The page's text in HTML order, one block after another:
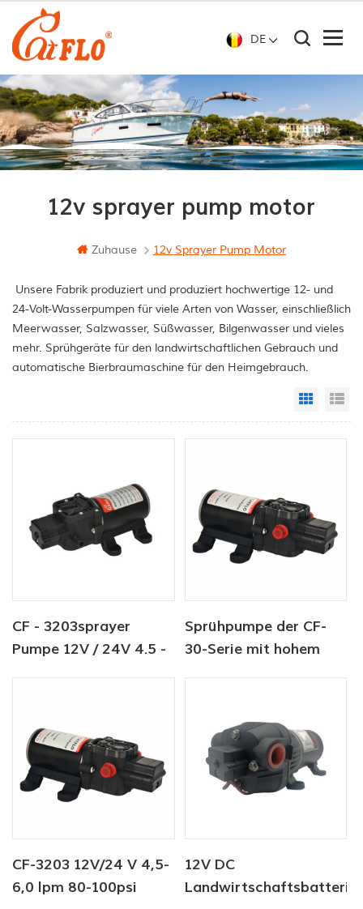
DE
12v sprayer pump motor
Zuhause 12v Sprayer Pump Motor
Unsere Fabrik produziert und produziert hochwertige 12- und
24-Volt-Wasserpumpen für viele Arten von Wasser, einschließlich
Meerwasser, Salzwasser, Süßwasser, Bilgenwasser und vieles
mehr. Sprühgeräte für den landwirtschaftlichen Gebrauch und
automatische Bierbraumaschine für den Heimgebrauch.
Grid
CF - 3203sprayer
Pumpe 12V / 24V 4.5 -
Sprühpumpe der CF-
30-Serie mit hohem
Landwirtschaft
CF-3203 12V/24 V 4,5-
6,0 lpm 80-100psi
12V DC
Landwirtschaftsbatterie-